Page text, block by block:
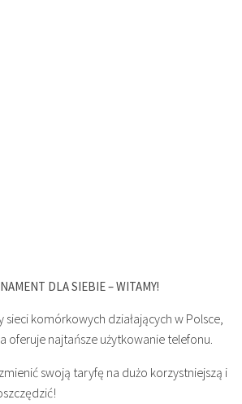
DLA SIEBIE – WITAMY!
komórkowych działających w Polsce,
oferuje najtańsze użytkowanie telefonu.
swoją taryfę na dużo korzystniejszą i